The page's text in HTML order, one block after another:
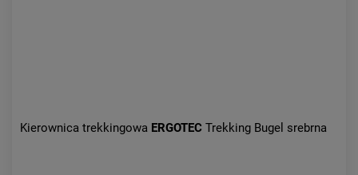
Kierownica trekkingowa ERGOTEC Trekking Bugel srebrna